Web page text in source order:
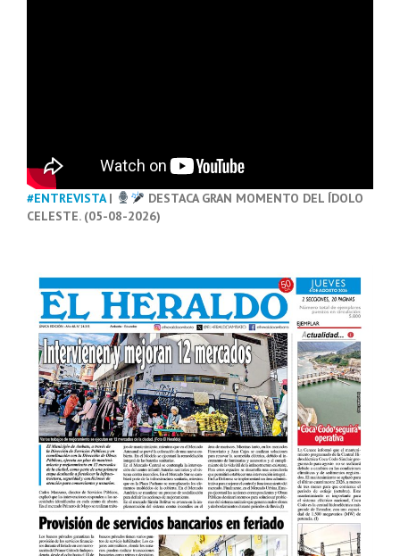
#ENTREVISTA|
DESTACA GRAN MOMENTO DEL ÍDOLO
CELESTE. (05-08-2026)